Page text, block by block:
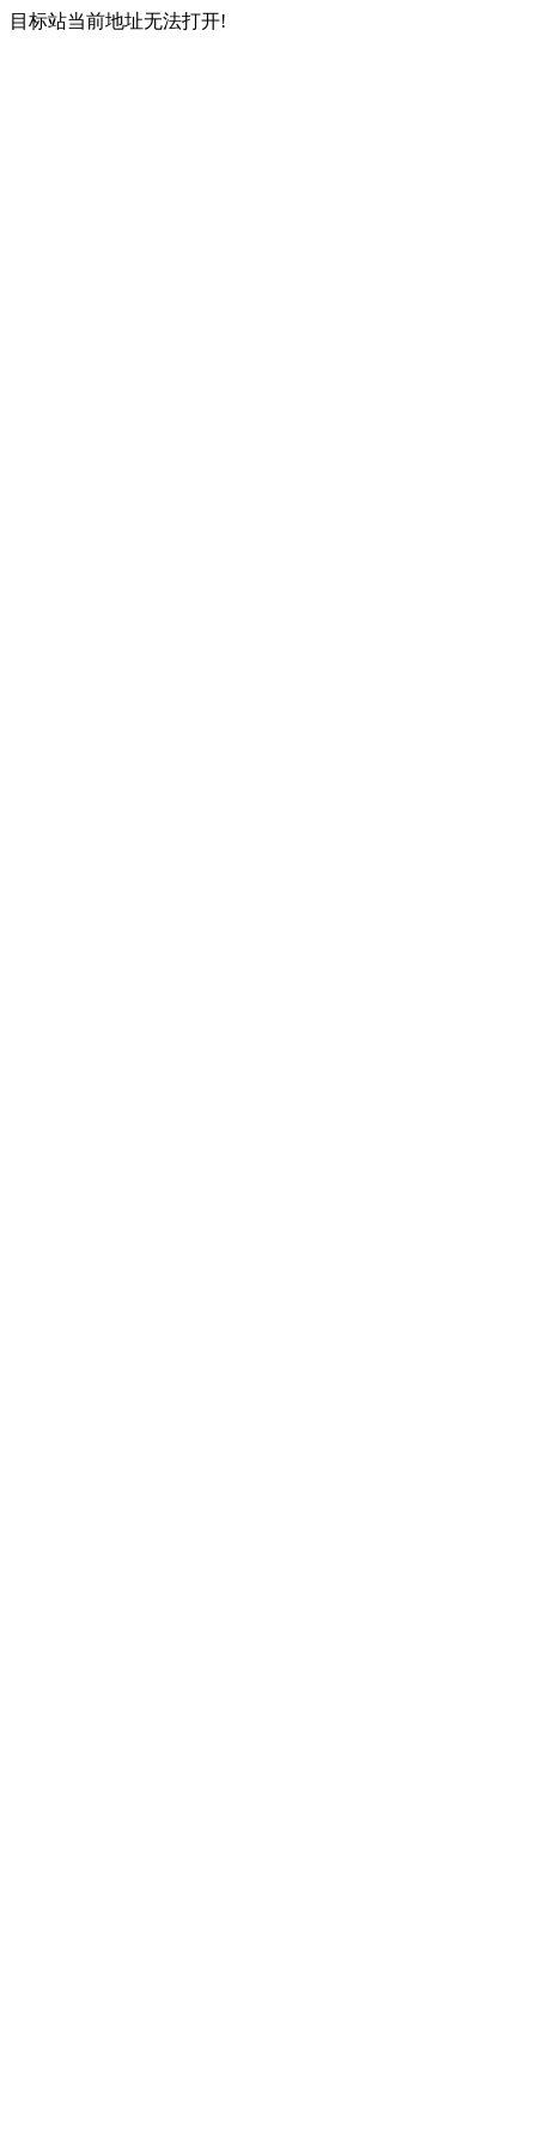
目标站当前地址无法打开!